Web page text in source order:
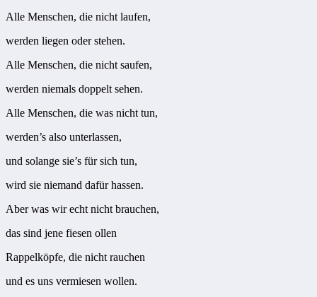
Alle Menschen, die nicht laufen,
werden liegen oder stehen.
Alle Menschen, die nicht saufen,
werden niemals doppelt sehen.
Alle Menschen, die was nicht tun,
werden’s also unterlassen,
und solange sie’s für sich tun,
wird sie niemand dafür hassen.
Aber was wir echt nicht brauchen,
das sind jene fiesen ollen
Rappelköpfe, die nicht rauchen
und es uns vermiesen wollen.